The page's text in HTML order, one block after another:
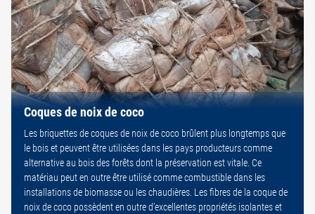
Coques de noix de coco
Les briquettes de coques de noix de coco brûlent plus longtemps que
le bois et peuvent être utilisées dans les pays producteurs comme
alternative au bois des forêts dont la préservation est vitale. Ce
matériau peut en outre être utilisé comme combustible dans les
installations de biomasse ou les chaudières. Les fibres de la coque de
noix de coco possèdent en outre d’excellentes propriétés isolantes et